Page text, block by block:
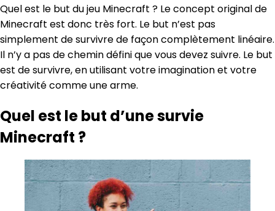
Quel est le but du jeu Minecraft ? Le concept original de
Minecraft est donc très fort. Le but n’est pas
simplement de survivre de façon complètement linéaire.
Il n’y a pas de chemin défini que vous devez suivre. Le but
est de survivre, en utilisant votre imagination et votre
créativité comme une arme.
Quel est le but d’une survie
Minecraft ?